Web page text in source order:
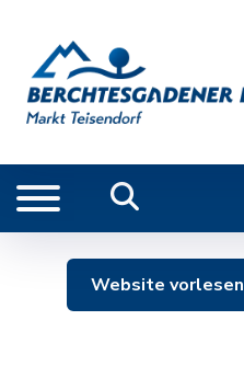
Website vorlesen